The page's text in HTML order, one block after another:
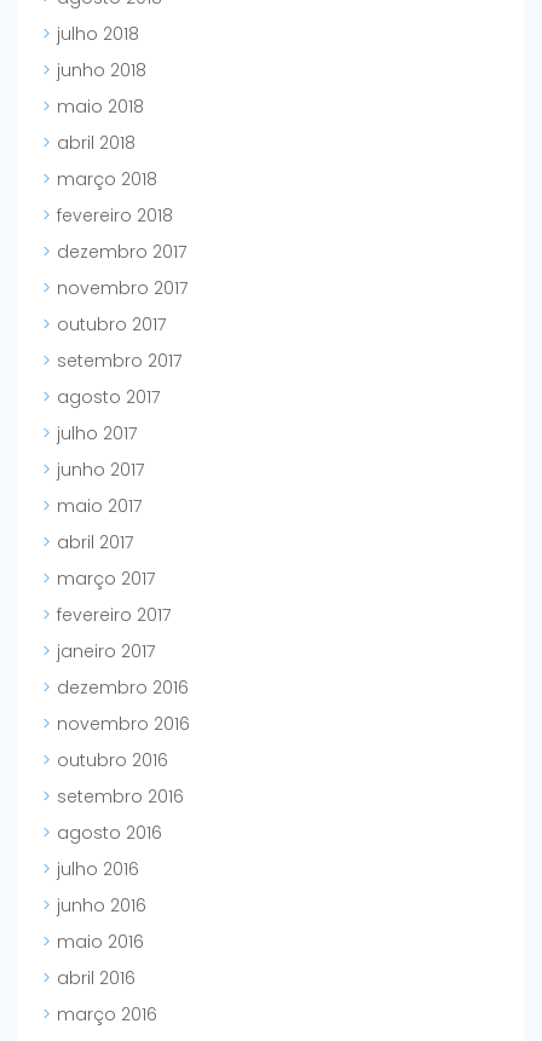
julho 2018
junho 2018
maio 2018
abril 2018
março 2018
fevereiro 2018
dezembro 2017
novembro 2017
outubro 2017
setembro 2017
agosto 2017
julho 2017
junho 2017
maio 2017
abril 2017
março 2017
fevereiro 2017
janeiro 2017
dezembro 2016
novembro 2016
outubro 2016
setembro 2016
agosto 2016
julho 2016
junho 2016
maio 2016
abril 2016
março 2016